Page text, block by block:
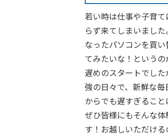
若い時は仕事や子育
らず来てしまいまし
なったパソコンを買
てみたいな！というの
遅めのスタートでし
強の日々で、新鮮な
からでも遅すぎるこ
ぜひ皆様にもそんな
す！お越しいただけ